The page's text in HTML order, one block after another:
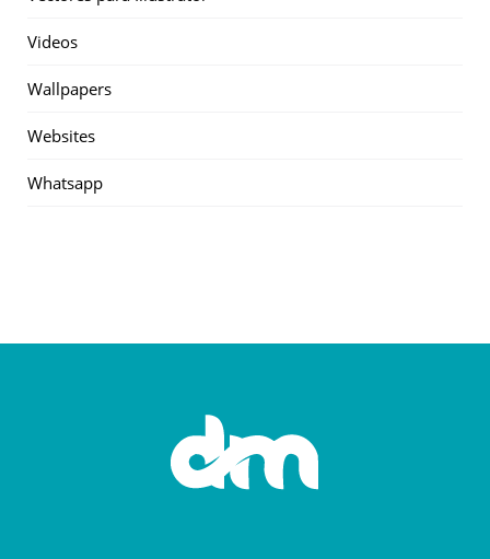
Videos
Wallpapers
Websites
Whatsapp